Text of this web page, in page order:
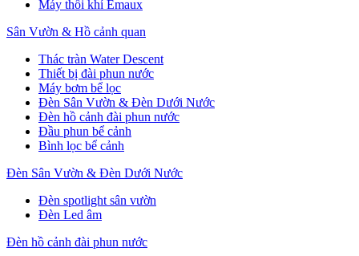
Máy thổi khí Emaux
Sân Vườn & Hồ cảnh quan
Thác tràn Water Descent
Thiết bị đài phun nước
Máy bơm bể lọc
Đèn Sân Vườn & Đèn Dưới Nước
Đèn hồ cảnh đài phun nước
Đầu phun bể cảnh
Bình lọc bể cảnh
Đèn Sân Vườn & Đèn Dưới Nước
Đèn spotlight sân vườn
Đèn Led âm
Đèn hồ cảnh đài phun nước